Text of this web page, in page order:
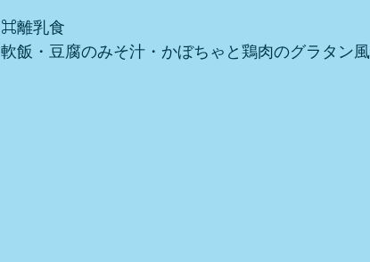
⌘離乳食
軟飯・豆腐のみそ汁・かぼちゃと鶏肉のグラタン風